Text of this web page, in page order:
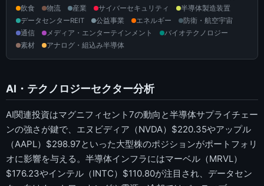
飲食
物流 産業 サイバーセキュリティ
半導体製造装置
データセンターREIT
公益事業 エネルギー
防衛・航空宇宙
通信
メディア・エンターテインメント
バイオテクノロジー
素材
アナログ・組込み半導体
AI・テクノロジーセクター分析
AI関連投資はマグニフィセント7の動向と半導体サプライチェー
ンの強さが鍵で、エヌビディア（NVDA）$220.35やアップル
（AAPL）$298.97といった大型株のポジションがポートフォリ
オに影響を与える。半導体インフラにはマーベル（MRVL）
$176.23やインテル（INTC）$110.80が注目され、データセン